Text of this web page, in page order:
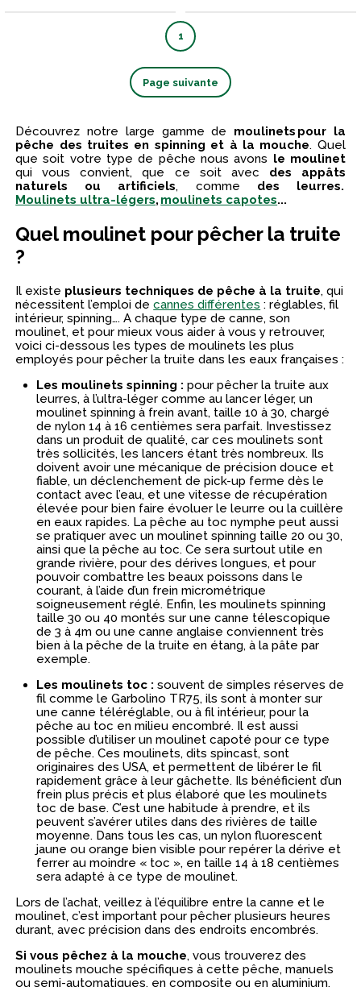
1
Page suivante
Découvrez notre large gamme de moulinets pour la
pêche des truites en spinning et à la mouche. Quel
que soit votre type de pêche nous avons le moulinet
qui vous convient, que ce soit avec des appâts
naturels ou artificiels, comme des leurres.
Moulinets ultra-légers, moulinets capotes...
Quel moulinet pour pêcher la truite
?
Il existe plusieurs techniques de pêche à la truite, qui
nécessitent l’emploi decannes différentes : réglables, fil
intérieur, spinning…. A chaque type de canne, son
moulinet, et pour mieux vous aider à vous y retrouver,
voici ci-dessous les types de moulinets les plus
employés pour pêcher la truite dans les eaux françaises :
Les moulinets spinning : pour pêcher la truite aux
leurres, à l’ultra-léger comme au lancer léger, un
moulinet spinning à frein avant, taille 10 à 30, chargé
de nylon 14 à 16 centièmes sera parfait. Investissez
dans un produit de qualité, car ces moulinets sont
très sollicités, les lancers étant très nombreux. Ils
doivent avoir une mécanique de précision douce et
fiable, un déclenchement de pick-up ferme dès le
contact avec l’eau, et une vitesse de récupération
élevée pour bien faire évoluer le leurre ou la cuillère
en eaux rapides. La pêche au toc nymphe peut aussi
se pratiquer avec un moulinet spinning taille 20 ou 30,
ainsi que la pêche au toc. Ce sera surtout utile en
grande rivière, pour des dérives longues, et pour
pouvoir combattre les beaux poissons dans le
courant, à l’aide d’un frein micrométrique
soigneusement réglé. Enfin, les moulinets spinning
taille 30 ou 40 montés sur une canne télescopique
de 3 à 4m ou une canne anglaise conviennent très
bien à la pêche de la truite en étang, à la pâte par
exemple.
Les moulinets toc : souvent de simples réserves de
fil comme le Garbolino TR75, ils sont à monter sur
une canne téléréglable, ou à fil intérieur, pour la
pêche au toc en milieu encombré. Il est aussi
possible d’utiliser un moulinet capoté pour ce type
de pêche. Ces moulinets, dits spincast, sont
originaires des USA, et permettent de libérer le fil
rapidement grâce à leur gâchette. Ils bénéficient d’un
frein plus précis et plus élaboré que les moulinets
toc de base. C’est une habitude à prendre, et ils
peuvent s’avérer utiles dans des rivières de taille
moyenne. Dans tous les cas, un nylon fluorescent
jaune ou orange bien visible pour repérer la dérive et
ferrer au moindre « toc », en taille 14 à 18 centièmes
sera adapté à ce type de moulinet.
Lors de l’achat, veillez à l’équilibre entre la canne et le
moulinet, c’est important pour pêcher plusieurs heures
durant, avec précision dans des endroits encombrés.
Si vous pêchez à la mouche, vous trouverez des
moulinets mouche spécifiques à cette pêche, manuels
ou semi-automatiques, en composite ou en aluminium,